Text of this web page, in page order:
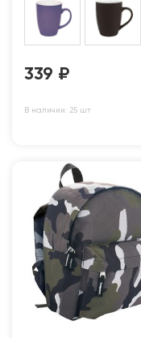
339 ₽
В наличии: 25 шт